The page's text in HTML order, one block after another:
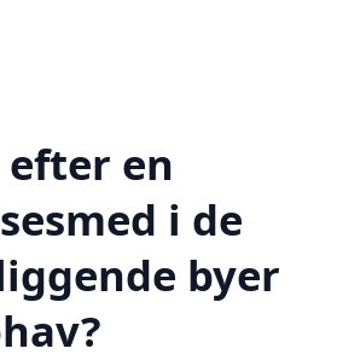
efter en
i de
byer